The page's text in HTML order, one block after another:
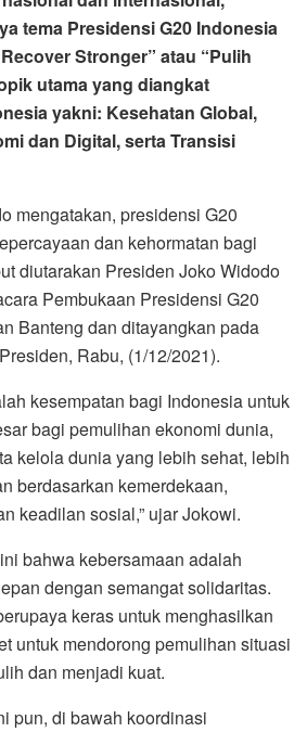
tema Presidensi G20 Indonesia
Stronger” atau “Pulih
utama yang diangkat
yakni: Kesehatan Global,
dan Digital, serta Transisi
mengatakan, presidensi G20
dan kehormatan bagi
diutarakan Presiden Joko Widodo
Pembukaan Presidensi G20
Banteng dan ditayangkan pada
Rabu, (1/12/2021).
kesempatan bagi Indonesia untuk
bagi pemulihan ekonomi dunia,
kelola dunia yang lebih sehat, lebih
berdasarkan kemerdekaan,
keadilan sosial,” ujar Jokowi.
bahwa kebersamaan adalah
dengan semangat solidaritas.
keras untuk menghasilkan
untuk mendorong pemulihan situasi
dan menjadi kuat.
pun, di bawah koordinasi